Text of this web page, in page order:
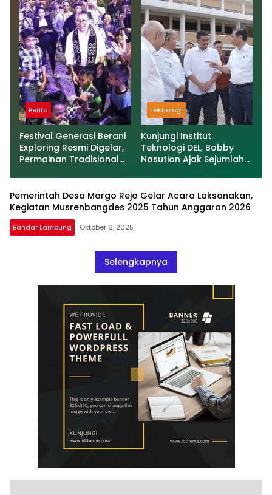
Berita
Festival Generasi Berani
Exploring Resmi Digelar,
Permainan Tradisional
Kecanduan Gadget
Teknologi
Kunjungi Institut
Teknologi DEL, Bobby
Nasution Ajak Sejumlah
Fasilitas dan
Teknologinya,Buatlah
judul di samping menjadi
lebih menarik
Pemerintah Desa Margo Rejo Gelar Acara Laksanakan,
Kegiatan Musrenbangdes 2025 Tahun Anggaran 2026
Bandar Lampung Oktober 6, 2025
Selengkapnya